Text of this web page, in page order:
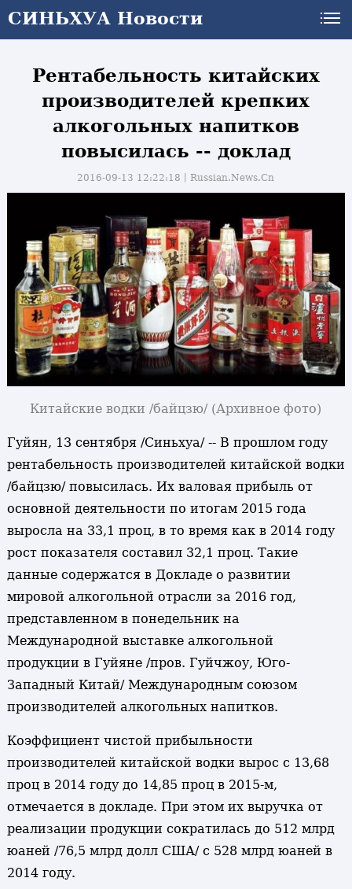
СИНЬХУА Новости
Рентабельность китайских
производителей крепких
алкогольных напитков
повысилась -- доклад
2016-09-13 12:22:18丨Russian.News.Cn
Китайские водки /байцзю/ (Архивное фото)
Гуйян, 13 сентября /Синьхуа/ -- В прошлом году
рентабельность производителей китайской водки
/байцзю/ повысилась. Их валовая прибыль от
основной деятельности по итогам 2015 года
выросла на 33,1 проц, в то время как в 2014 году
рост показателя составил 32,1 проц. Такие
данные содержатся в Докладе о развитии
мировой алкогольной отрасли за 2016 год,
представленном в понедельник на
Международной выставке алкогольной
продукции в Гуйяне /пров. Гуйчжоу, Юго-
Западный Китай/ Международным союзом
производителей алкогольных напитков.
Коэффициент чистой прибыльности
производителей китайской водки вырос с 13,68
проц в 2014 году до 14,85 проц в 2015-м,
отмечается в докладе. При этом их выручка от
реализации продукции сократилась до 512 млрд
юаней /76,5 млрд долл США/ с 528 млрд юаней в
2014 году.